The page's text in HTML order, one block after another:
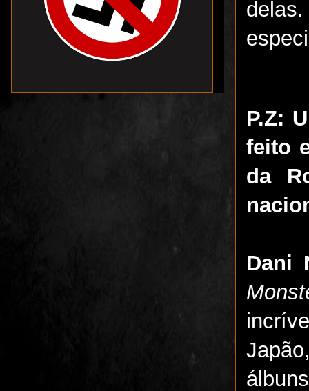
P.Z:
feito
da
Dani